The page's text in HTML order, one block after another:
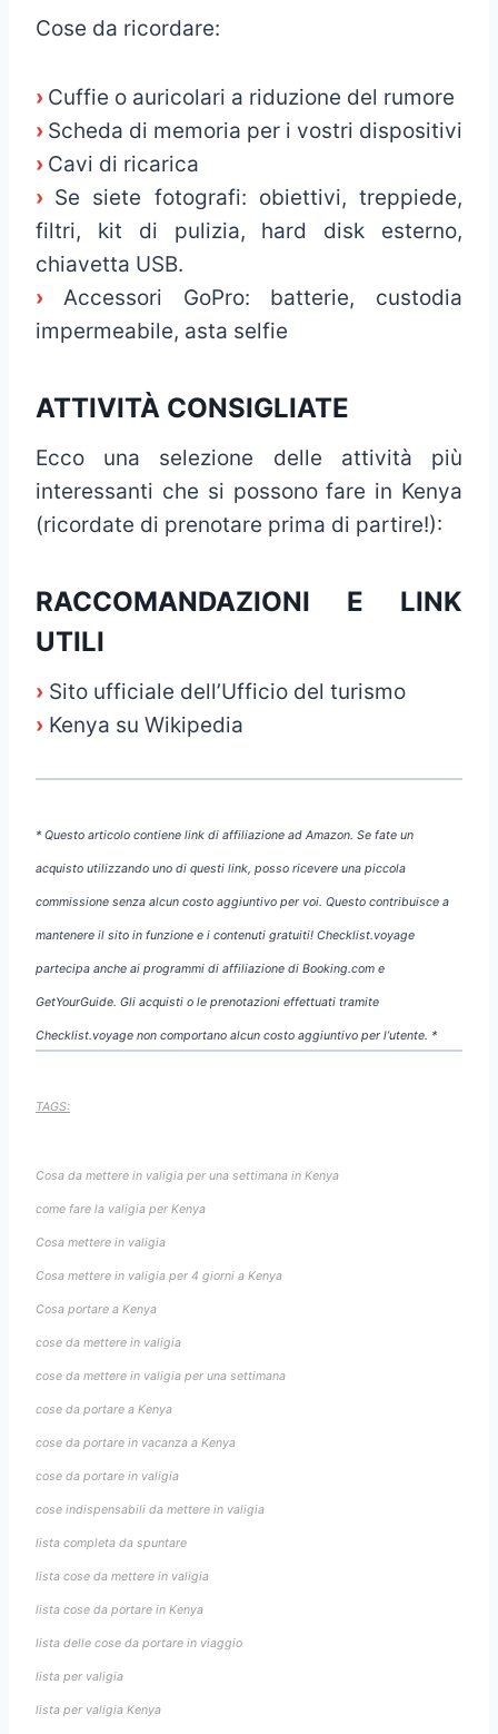
Cose da ricordare:
› Cuffie o auricolari a riduzione del rumore
› Scheda di memoria per i vostri dispositivi
› Cavi di ricarica
› Se siete fotografi: obiettivi, treppiede,
filtri, kit di pulizia, hard disk esterno,
chiavetta USB.
› Accessori GoPro: batterie, custodia
impermeabile, asta selfie
ATTIVITÀ CONSIGLIATE
Ecco una selezione delle attività più
interessanti che si possono fare in Kenya
(ricordate di prenotare prima di partire!):
RACCOMANDAZIONI E LINK
UTILI
› Sito ufficiale dell’Ufficio del turismo
› Kenya su Wikipedia
* Questo articolo contiene link di affiliazione ad Amazon. Se fate un
acquisto utilizzando uno di questi link, posso ricevere una piccola
commissione senza alcun costo aggiuntivo per voi. Questo contribuisce a
mantenere il sito in funzione e i contenuti gratuiti! Checklist.voyage
partecipa anche ai programmi di affiliazione di Booking.com e
GetYourGuide. Gli acquisti o le prenotazioni effettuati tramite
Checklist.voyage non comportano alcun costo aggiuntivo per l’utente. *
TAGS:
Cosa da mettere in valigia per una settimana in Kenya
come fare la valigia per Kenya
Cosa mettere in valigia
Cosa mettere in valigia per 4 giorni a Kenya
Cosa portare a Kenya
cose da mettere in valigia
cose da mettere in valigia per una settimana
cose da portare a Kenya
cose da portare in vacanza a Kenya
cose da portare in valigia
cose indispensabili da mettere in valigia
lista completa da spuntare
lista cose da mettere in valigia
lista cose da portare in Kenya
lista delle cose da portare in viaggio
lista per valigia
lista per valigia Kenya